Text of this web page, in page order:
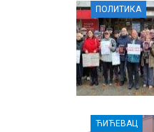
ПОЛИТИКА
ЋИЋЕВАЦ